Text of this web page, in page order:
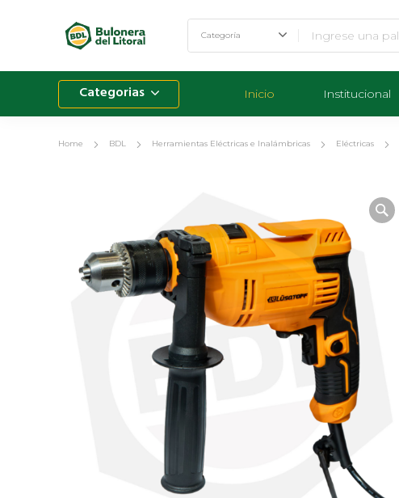
Categorias Inicio Institucional
Home BDL Herramientas Eléctricas e Inalámbricas Eléctricas